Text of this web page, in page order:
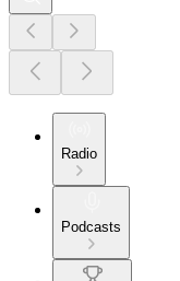
Radio
Podcasts